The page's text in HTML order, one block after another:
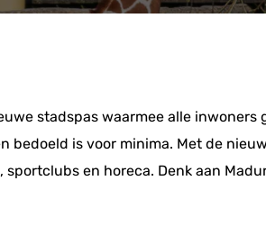
stadspas waarmee alle
bedoeld is voor minima. Met de
en horeca. Denk aan